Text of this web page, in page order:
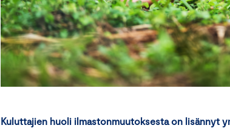
Kuluttajien huoli ilmastonmuutoksesta on lisännyt